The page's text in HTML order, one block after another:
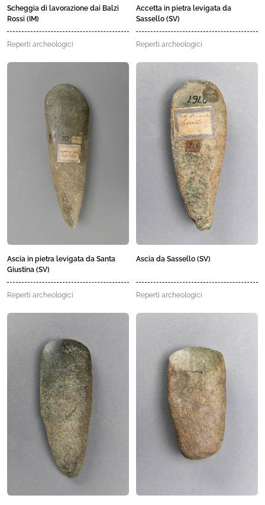
Scheggia di lavorazione dai Balzi
Rossi (IM)
Reperti archeologici
Accetta in pietra levigata da
Sassello (SV)
Reperti archeologici
Ascia in pietra levigata da Santa
Giustina (SV)
Reperti archeologici
Ascia da Sassello (SV)
Reperti archeologici